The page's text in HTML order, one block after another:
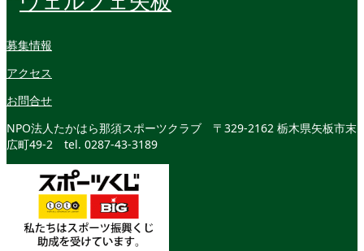
募集情報
アクセス
お問合せ
NPO法人たかはら那須スポーツクラブ
〒329-2162 栃木県矢板市末
広町49-2
tel. 0287-43-3189